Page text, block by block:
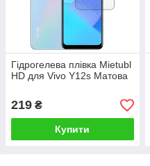
Гідрогелева плівка Mietubl
HD для Vivo Y12s Матова
219 ₴
Купити